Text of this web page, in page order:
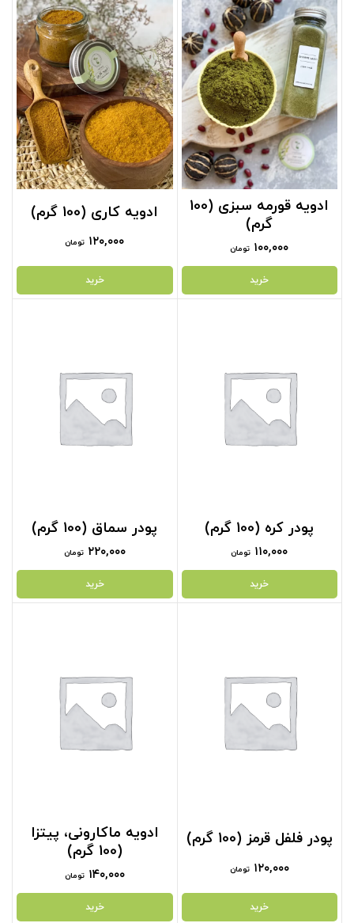
ادویه قورمه سبزی (100
گرم)
۱۰۰,۰۰۰ تومان
خرید
ادویه کاری (100 گرم)
۱۲۰,۰۰۰ تومان
خرید
پودر کره (100 گرم)
۱۱۰,۰۰۰ تومان
خرید
پودر سماق (100 گرم)
۲۲۰,۰۰۰ تومان
خرید
پودر فلفل قرمز (100 گرم)
۱۲۰,۰۰۰ تومان
خرید
ادویه ماکارونی، پیتزا
(100 گرم)
۱۴۰,۰۰۰ تومان
خرید